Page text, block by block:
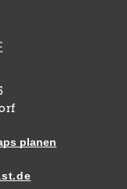
planen